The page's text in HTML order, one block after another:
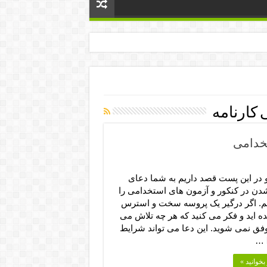
کارنامه
در این پست قصد داریم به شما دعای
در کنکور و آزمون های استخدامی را
اگر درگیر یک پروسه سخت و استرس
اید و فکر می کنید که هر چه تلاش می
نمی شوید. این دعا می تواند شرایط
…
»